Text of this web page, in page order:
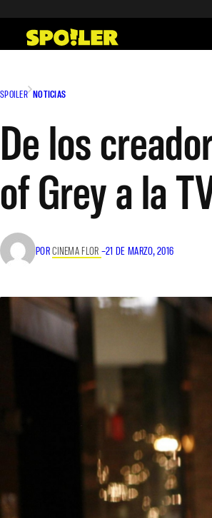
contenido
SPOILER NOTICIAS
De los
of Grey a la
PORCINEMA FLOR –21 DE MARZO, 2016